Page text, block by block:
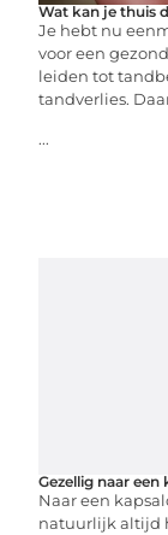
Wat kan je thuis
Je hebt nu
voor een
leiden tot
tandverlies.
...
Gezellig naar een
Naar een
natuurlijk altijd